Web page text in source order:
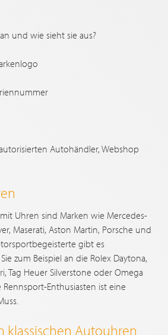
und wie sieht sie aus?
Autohändler, Webshop
Uhren sind Marken wie Mercedes-
Maserati, Aston Martin, Porsche und
gibt es
zum Beispiel an die Rolex Daytona,
Tag Heuer Silverstone oder Omega
Rennsport-Enthusiasten ist eine
klassischen Autouhren